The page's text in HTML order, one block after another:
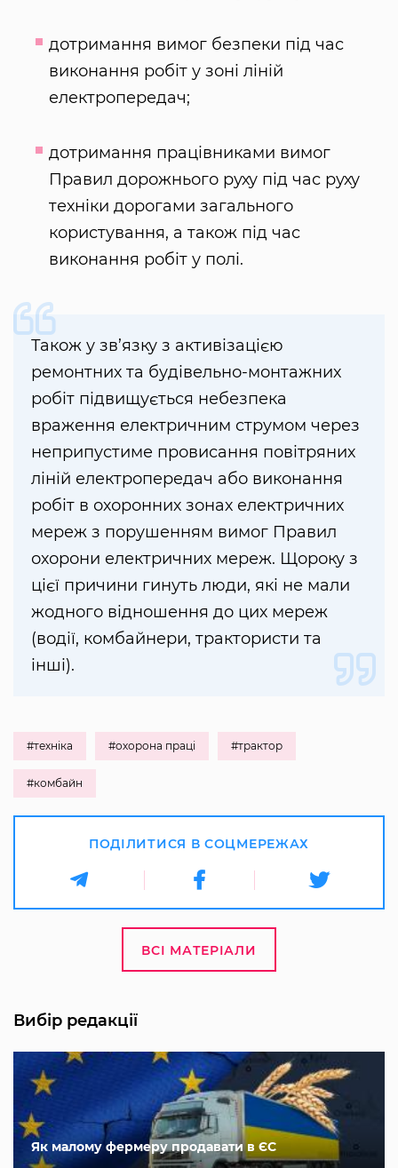
дотримання вимог безпеки під час
виконання робіт у зоні ліній
електропередач;
дотримання працівниками вимог
Правил дорожнього руху під час руху
техніки дорогами загального
користування, а також під час
виконання робіт у полі.
Також у зв’язку з активізацією
ремонтних та будівельно-монтажних
робіт підвищується небезпека
враження електричним струмом через
неприпустиме провисання повітряних
ліній електропередач або виконання
робіт в охоронних зонах електричних
мереж з порушенням вимог Правил
охорони електричних мереж. Щороку з
цієї причини гинуть люди, які не мали
жодного відношення до цих мереж
(водії, комбайнери, трактористи та
інші).
#техніка #охорона праці #трактор
#комбайн
ПОДІЛИТИСЯ В СОЦМЕРЕЖАХ
ВСІ МАТЕРІАЛИ
Вибір редакції
Як малому фермеру продавати в ЄС